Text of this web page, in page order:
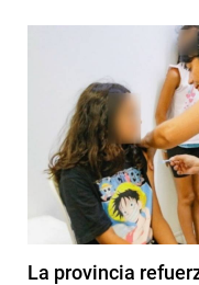
La provincia